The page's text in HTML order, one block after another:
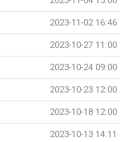
2023-11-02 16:46
2023-10-27 11:00
2023-10-24 09:00
2023-10-23 12:00
2023-10-18 12:00
2023-10-13 14:11